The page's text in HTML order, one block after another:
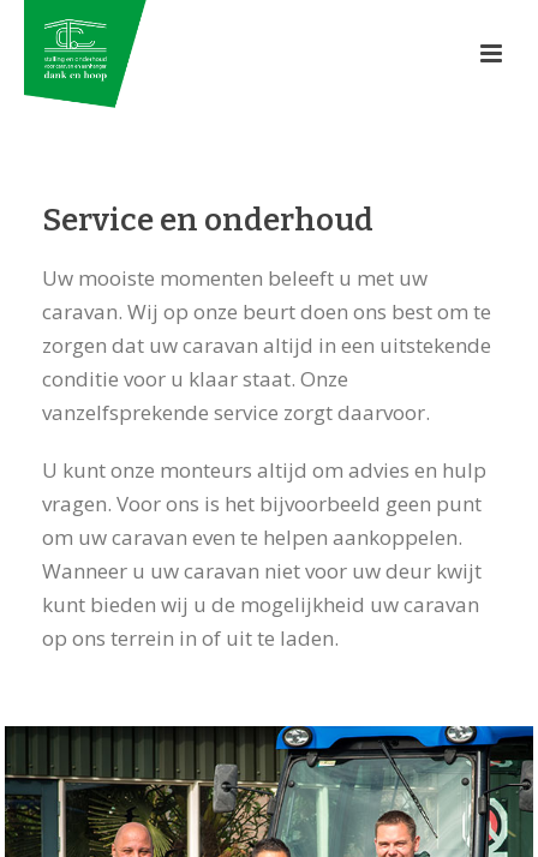
Service en onderhoud
Uw mooiste momenten beleeft u met uw
caravan. Wij op onze beurt doen ons best om te
zorgen dat uw caravan altijd in een uitstekende
conditie voor u klaar staat. Onze
vanzelfsprekende service zorgt daarvoor.
U kunt onze monteurs altijd om advies en hulp
vragen. Voor ons is het bijvoorbeeld geen punt
om uw caravan even te helpen aankoppelen.
Wanneer u uw caravan niet voor uw deur kwijt
kunt bieden wij u de mogelijkheid uw caravan
op ons terrein in of uit te laden.